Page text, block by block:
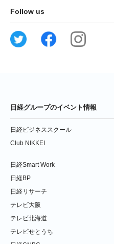
Follow us
日経グループのイベント情報
日経ビジネススクール
Club NIKKEI
日経Smart Work
日経BP
日経リサーチ
テレビ大阪
テレビ北海道
テレビせとうち